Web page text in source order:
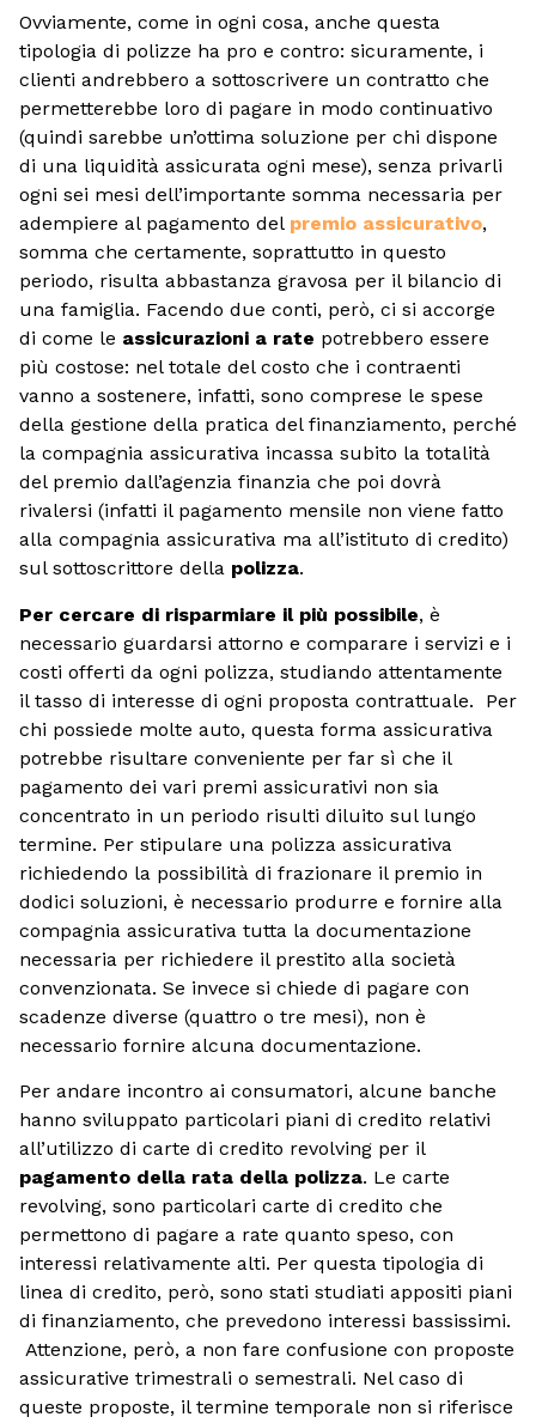
Ovviamente, come in ogni cosa, anche questa
tipologia di polizze ha pro e contro: sicuramente, i
clienti andrebbero a sottoscrivere un contratto che
permetterebbe loro di pagare in modo continuativo
(quindi sarebbe un’ottima soluzione per chi dispone
di una liquidità assicurata ogni mese), senza privarli
ogni sei mesi dell’importante somma necessaria per
adempiere al pagamento del premio assicurativo,
somma che certamente, soprattutto in questo
periodo, risulta abbastanza gravosa per il bilancio di
una famiglia. Facendo due conti, però, ci si accorge
di come le assicurazioni a rate potrebbero essere
più costose: nel totale del costo che i contraenti
vanno a sostenere, infatti, sono comprese le spese
della gestione della pratica del finanziamento, perché
la compagnia assicurativa incassa subito la totalità
del premio dall’agenzia finanzia che poi dovrà
rivalersi (infatti il pagamento mensile non viene fatto
alla compagnia assicurativa ma all’istituto di credito)
sul sottoscrittore della polizza.
Per cercare di risparmiare il più possibile, è
necessario guardarsi attorno e comparare i servizi e i
costi offerti da ogni polizza, studiando attentamente
il tasso di interesse di ogni proposta contrattuale. Per
chi possiede molte auto, questa forma assicurativa
potrebbe risultare conveniente per far sì che il
pagamento dei vari premi assicurativi non sia
concentrato in un periodo risulti diluito sul lungo
termine. Per stipulare una polizza assicurativa
richiedendo la possibilità di frazionare il premio in
dodici soluzioni, è necessario produrre e fornire alla
compagnia assicurativa tutta la documentazione
necessaria per richiedere il prestito alla società
convenzionata. Se invece si chiede di pagare con
scadenze diverse (quattro o tre mesi), non è
necessario fornire alcuna documentazione.
Per andare incontro ai consumatori, alcune banche
hanno sviluppato particolari piani di credito relativi
all’utilizzo di carte di credito revolving per il
pagamento della rata della polizza. Le carte
revolving, sono particolari carte di credito che
permettono di pagare a rate quanto speso, con
interessi relativamente alti. Per questa tipologia di
linea di credito, però, sono stati studiati appositi piani
di finanziamento, che prevedono interessi bassissimi.
Attenzione, però, a non fare confusione con proposte
assicurative trimestrali o semestrali. Nel caso di
queste proposte, il termine temporale non si riferisce